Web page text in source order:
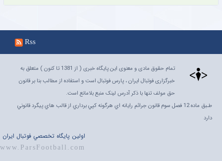
Rss
تمام حقوق مادی و معنوی این پایگاه خبری ( از 1381 تا کنون ) متعلق به
خبرگزاری فوتبال ایران ، پارس فوتبال است و استفاده از مطالب بنا بر قانون
حق مولف تنها با ذکر آدرس لینک منبع بلامانع است.
طـبق ماده 12 فصل سوم قانون جرائم رايانه اي هرگونه کپي برداري از قالب هاي پيگرد قانوني
دارد
اولين پايگاه تخصصي فوتبال ايران
www.ParsFootball.com